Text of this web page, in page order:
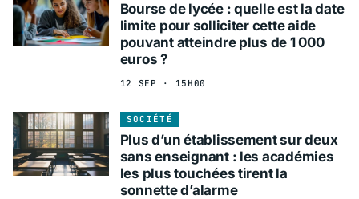
Bourse de lycée : quelle est la date
limite pour solliciter cette aide
pouvant atteindre plus de 1 000
euros ?
12 SEP · 15H00
SOCIÉTÉ
Plus d’un établissement sur deux
sans enseignant : les académies
les plus touchées tirent la
sonnette d’alarme